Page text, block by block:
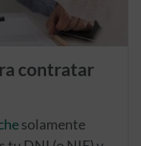
contratar
solamente